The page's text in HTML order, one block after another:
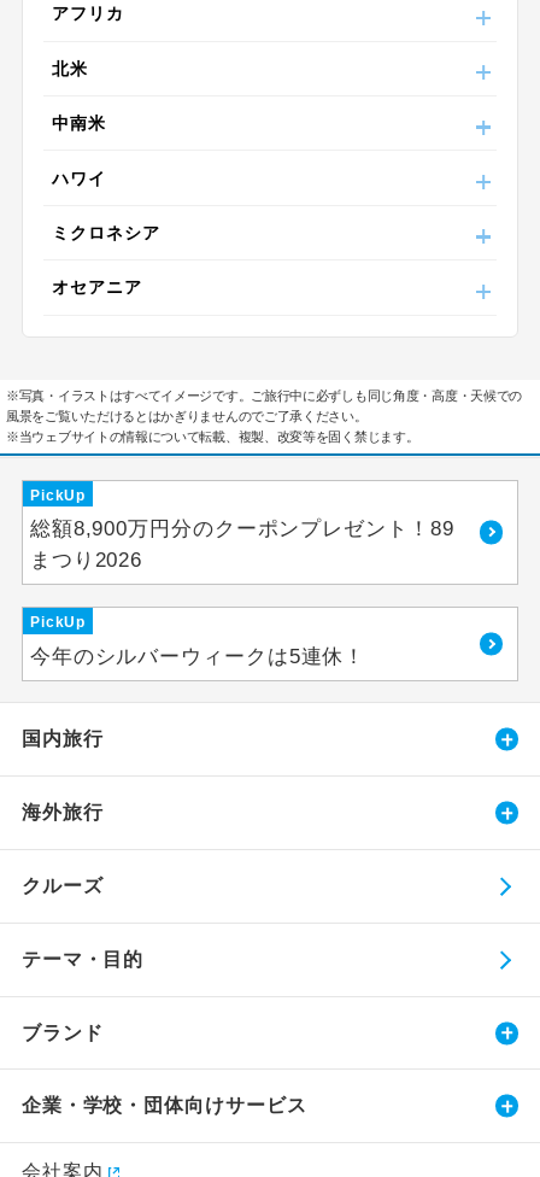
アフリカ
北米
中南米
ハワイ
ミクロネシア
オセアニア
※写真・イラストはすべてイメージです。ご旅行中に必ずしも同じ角度・高度・天候での
風景をご覧いただけるとはかぎりませんのでご了承ください。
※当ウェブサイトの情報について転載、複製、改変等を固く禁じます。
PickUp
総額8,900万円分のクーポンプレゼント！89
まつり2026
PickUp
今年のシルバーウィークは5連休！
国内旅行
海外旅行
クルーズ
テーマ・目的
ブランド
企業・学校・団体向けサービス
会社案内